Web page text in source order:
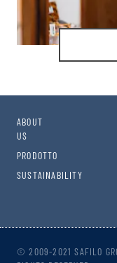
ABOUT
US
PRODOTTO
SUSTAINABILITY
© 2009-2021 SAFILO